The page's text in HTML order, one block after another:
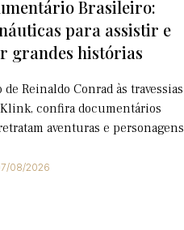
Brasileiro:
para assistir e
grandes histórias
Reinaldo Conrad às
Klink, confira documentários
aventuras e personagens
08/2026